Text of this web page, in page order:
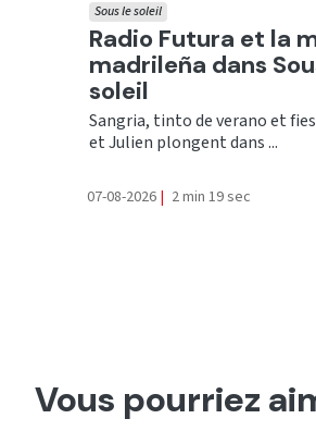
Ecouter
Radio Futura et la
madrileña dans
soleil
Sous le soleil
Sangria, tinto de verano et
et Julien plongent dans ...
07-08-2026 | 2 min 19 sec
Vous pourriez